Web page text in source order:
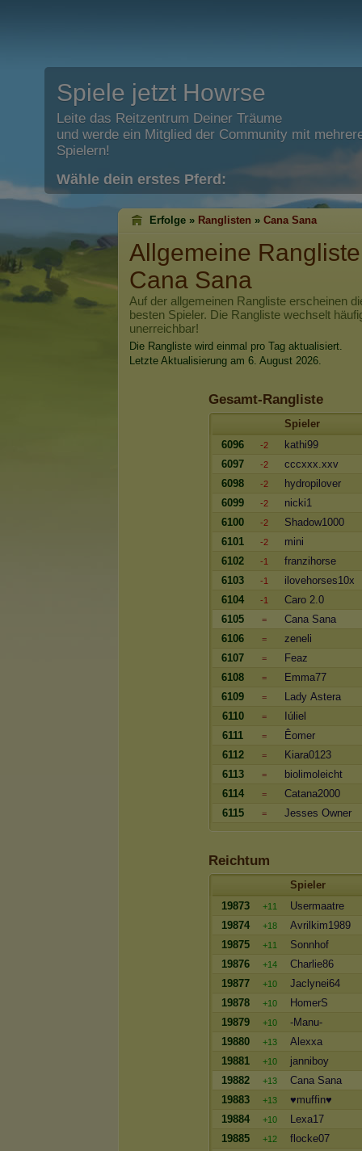
Spiele jetzt Howrse
Leite das Reitzentrum Deiner Träume
und werde ein Mitglied der Community mit
Spielern!
Wähle dein erstes Pferd:
Erfolge » Ranglisten » Cana Sana
Allgemeine
Cana Sana
Auf der allgemeinen Rangliste erscheinen
besten Spieler. Die Rangliste wechselt
unerreichbar!
Die Rangliste wird einmal pro Tag aktualisiert.
Letzte Aktualisierung am 6. August 2026.
Gesamt-Rangliste
Spieler
6096
-2
kathi99
6097
-2
cccxxx.xxv
6098
-2
hydropilover
6099
-2
nicki1
6100
-2
Shadow1000
6101
-2
mini
6102
-1
franzihorse
6103
-1
ilovehorses10x
6104
-1
Caro 2.0
6105
=
Cana Sana
6106
=
zeneli
6107
=
Feaz
6108
=
Emma77
6109
=
Lady Astera
6110
=
Iúliel
6111
=
Êomer
6112
=
Kiara0123
6113
=
biolimoleicht
6114
=
Catana2000
6115
= Jesses Owner
Reichtum
Spieler
19873
+11
Usermaatre
19874
+18
Avrilkim1989
19875
+11
Sonnhof
19876
+14
Charlie86
19877
+10
Jaclynei64
19878
+10
HomerS
19879
+10
-Manu-
19880
+13
Alexxa
19881
+10
janniboy
19882
+13
Cana Sana
19883
+13
♥muffin♥
19884
+10
Lexa17
19885
+12
flocke07